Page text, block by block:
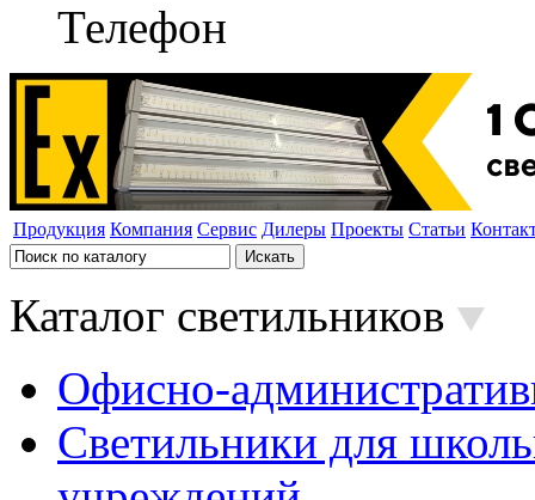
Телефон
Продукция Компания Сервис Дилеры Проекты Статьи
Каталог светильников
Офисно-
Светильники для